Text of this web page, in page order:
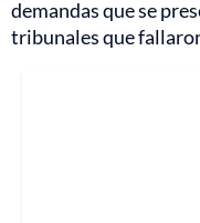
demandas que se
tribunales que